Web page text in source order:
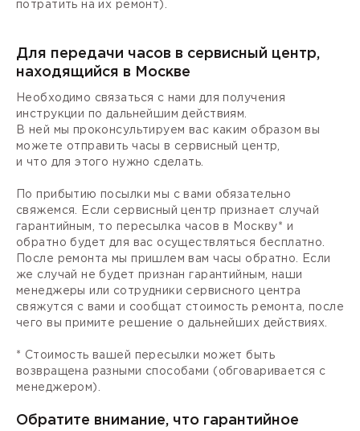
потратить на их ремонт).
Для передачи часов в сервисный центр,
находящийся в Москве
Необходимо связаться с нами для получения
инструкции по дальнейшим действиям.
В ней мы проконсультируем вас каким образом вы
можете отправить часы в сервисный центр,
и что для этого нужно сделать.
По прибытию посылки мы с вами обязательно
свяжемся. Если сервисный центр признает случай
гарантийным, то пересылка часов в Москву* и
обратно будет для вас осуществляться бесплатно.
После ремонта мы пришлем вам часы обратно. Если
же случай не будет признан гарантийным, наши
менеджеры или сотрудники сервисного центра
свяжутся с вами и сообщат стоимость ремонта, после
чего вы примите решение о дальнейших действиях.
* Стоимость вашей пересылки может быть
возвращена разными способами (обговаривается с
менеджером).
Обратите внимание, что гарантийное